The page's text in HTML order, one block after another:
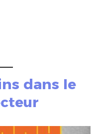
dans le